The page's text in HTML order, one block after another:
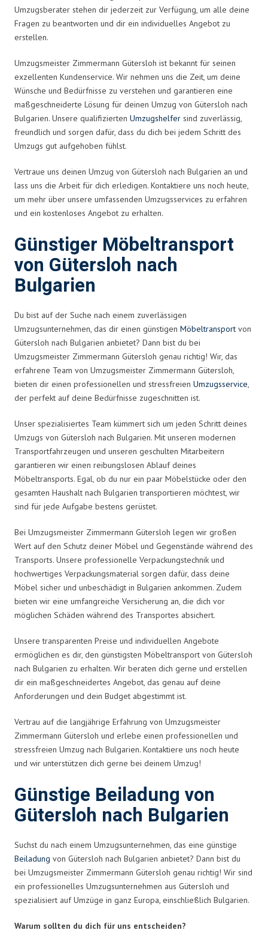
Umzugsberater stehen dir jederzeit zur Verfügung, um alle deine
Fragen zu beantworten und dir ein individuelles Angebot zu
erstellen.
Umzugsmeister Zimmermann Gütersloh ist bekannt für seinen
exzellenten Kundenservice. Wir nehmen uns die Zeit, um deine
Wünsche und Bedürfnisse zu verstehen und garantieren eine
maßgeschneiderte Lösung für deinen Umzug von Gütersloh nach
Bulgarien. Unsere qualifizierten Umzugshelfer sind zuverlässig,
freundlich und sorgen dafür, dass du dich bei jedem Schritt des
Umzugs gut aufgehoben fühlst.
Vertraue uns deinen Umzug von Gütersloh nach Bulgarien an und
lass uns die Arbeit für dich erledigen. Kontaktiere uns noch heute,
um mehr über unsere umfassenden Umzugsservices zu erfahren
und ein kostenloses Angebot zu erhalten.
Günstiger Möbeltransport
von Gütersloh nach
Bulgarien
Du bist auf der Suche nach einem zuverlässigen
Umzugsunternehmen, das dir einen günstigen Möbeltransport von
Gütersloh nach Bulgarien anbietet? Dann bist du bei
Umzugsmeister Zimmermann Gütersloh genau richtig! Wir, das
erfahrene Team von Umzugsmeister Zimmermann Gütersloh,
bieten dir einen professionellen und stressfreien Umzugsservice,
der perfekt auf deine Bedürfnisse zugeschnitten ist.
Unser spezialisiertes Team kümmert sich um jeden Schritt deines
Umzugs von Gütersloh nach Bulgarien. Mit unseren modernen
Transportfahrzeugen und unseren geschulten Mitarbeitern
garantieren wir einen reibungslosen Ablauf deines
Möbeltransports. Egal, ob du nur ein paar Möbelstücke oder den
gesamten Haushalt nach Bulgarien transportieren möchtest, wir
sind für jede Aufgabe bestens gerüstet.
Bei Umzugsmeister Zimmermann Gütersloh legen wir großen
Wert auf den Schutz deiner Möbel und Gegenstände während des
Transports. Unsere professionelle Verpackungstechnik und
hochwertiges Verpackungsmaterial sorgen dafür, dass deine
Möbel sicher und unbeschädigt in Bulgarien ankommen. Zudem
bieten wir eine umfangreiche Versicherung an, die dich vor
möglichen Schäden während des Transportes absichert.
Unsere transparenten Preise und individuellen Angebote
ermöglichen es dir, den günstigsten Möbeltransport von Gütersloh
nach Bulgarien zu erhalten. Wir beraten dich gerne und erstellen
dir ein maßgeschneidertes Angebot, das genau auf deine
Anforderungen und dein Budget abgestimmt ist.
Vertrau auf die langjährige Erfahrung von Umzugsmeister
Zimmermann Gütersloh und erlebe einen professionellen und
stressfreien Umzug nach Bulgarien. Kontaktiere uns noch heute
und wir unterstützen dich gerne bei deinem Umzug!
Günstige Beiladung von
Gütersloh nach Bulgarien
Suchst du nach einem Umzugsunternehmen, das eine günstige
Beiladung von Gütersloh nach Bulgarien anbietet? Dann bist du
bei Umzugsmeister Zimmermann Gütersloh genau richtig! Wir sind
ein professionelles Umzugsunternehmen aus Gütersloh und
spezialisiert auf Umzüge in ganz Europa, einschließlich Bulgarien.
Warum sollten du dich für uns entscheiden?